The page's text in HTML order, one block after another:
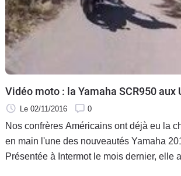
Marques
Services
Auto
Vidéo moto : la Yamaha SCR950 aux
Le 02/11/2016 0
Nos confrères Américains ont déjà eu la
en main l'une des nouveautés Yamaha
Présentée à Intermot le mois dernier, elle